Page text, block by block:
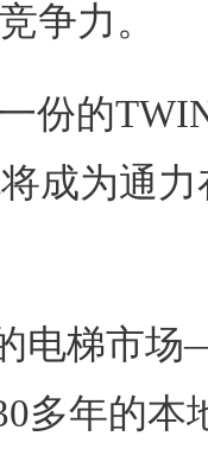
争力。
份的
成为通
电梯市
多年的本